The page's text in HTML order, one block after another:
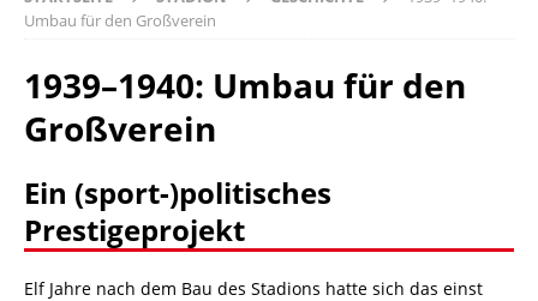
Umbau für den Großverein
1939–1940: Umbau für den
Großverein
Ein (sport-)politisches
Prestigeprojekt
Elf Jahre nach dem Bau des Stadions hatte sich das einst